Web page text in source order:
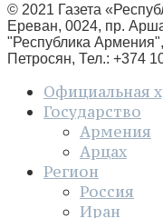
© 2021 Газета
Ереван, 0024, пр.
"Республика
Петросян, Тел.: +374
Официальная
Государство
Армения
Арцах
Регион
Россия
Иран